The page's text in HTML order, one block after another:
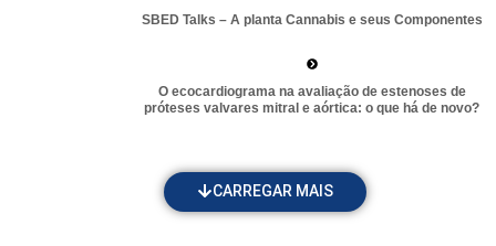
SBED Talks – A planta Cannabis e seus Componentes
O ecocardiograma na avaliação de estenoses de
próteses valvares mitral e aórtica: o que há de novo?
CARREGAR MAIS